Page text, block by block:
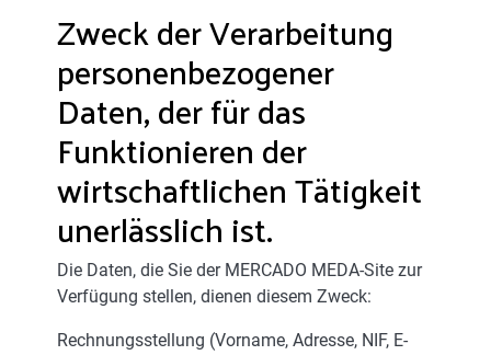
Zweck der Verarbeitung
personenbezogener
Daten, der für das
Funktionieren der
wirtschaftlichen Tätigkeit
unerlässlich ist.
Die Daten, die Sie der MERCADO MEDA-Site zur
Verfügung stellen, dienen diesem Zweck:
Rechnungsstellung (Vorname, Adresse, NIF, E-